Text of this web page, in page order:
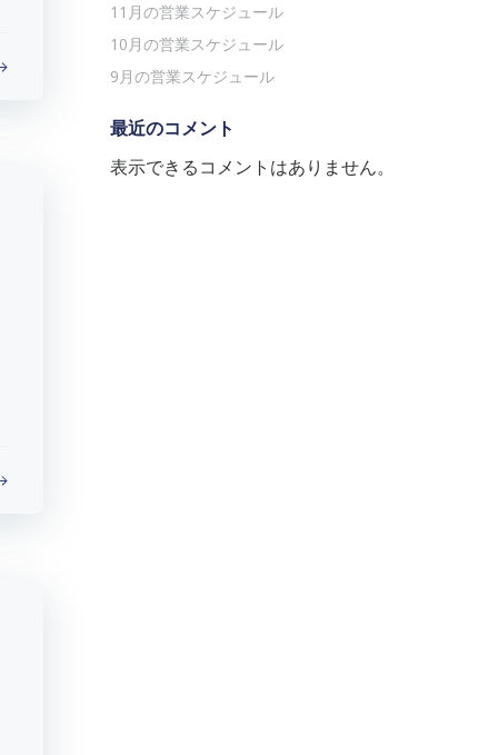
11月の営業スケジュール
10月の営業スケジュール
9月の営業スケジュール
最近のコメント
表示できるコメントはありません。